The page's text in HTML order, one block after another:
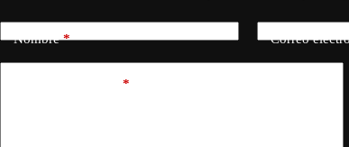
Nombre* Correo
*